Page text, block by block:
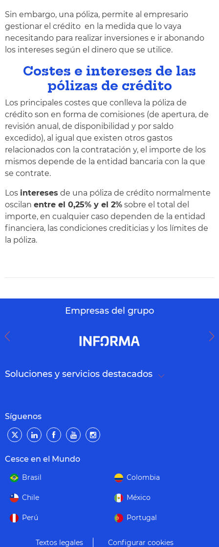
Sin embargo, una póliza, permite al empresario
gestionar el crédito en la medida que lo vaya
necesitando para realizar inversiones e ir abonando
los intereses según el dinero que se utilice.
Costes e intereses de las
pólizas de crédito
Los principales costes que conlleva la póliza de
crédito son en forma de comisiones (de apertura, de
revisión anual, de disponibilidad y por saldo
excedido), al igual que existen otros gastos
relacionados con la contratación y, el importe de los
mismos depende de la entidad bancaria con la que
se contrate.
Los intereses de una póliza de crédito normalmente
oscilan entre el 0,25% y el 2% sobre el total del
importe, en cualquier caso dependen de la entidad
financiera, las condiciones crediticias y los límites de
la póliza.
Empresas del grupo
Soluciones y servicios destacados
Síguenos
Cesce en el Mundo
Brasil Colombia
Chile México
Perú Portugal
Textos legales Configurar cookies